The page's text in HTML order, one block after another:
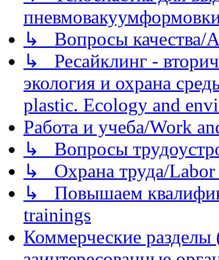
↳ Вопросы качества/
↳ Ресайклинг -
экология и охрана
plastic. Ecology and
Работа и учеба/Work
↳ Вопросы
↳ Охрана труда/Labor
↳ Повышаем
trainings
Коммерческие